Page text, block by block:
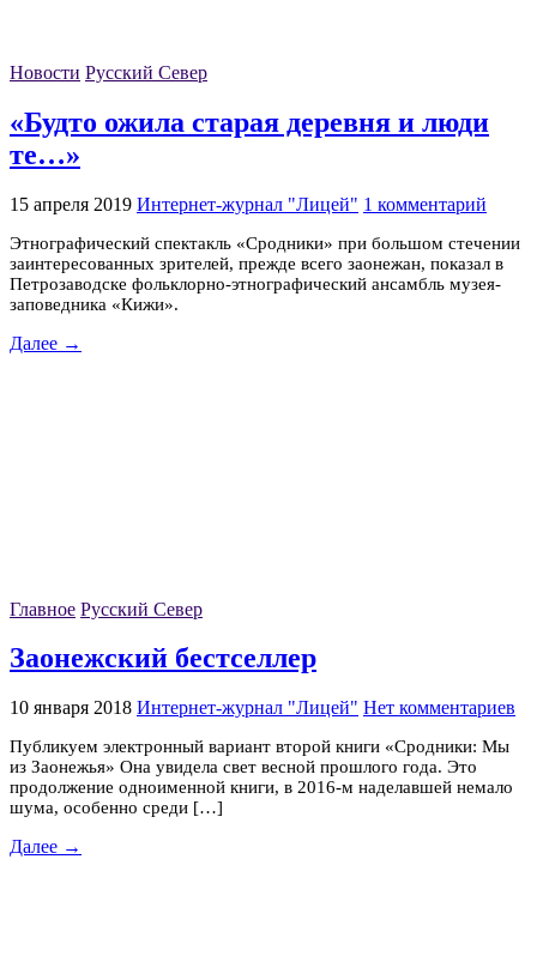
Новости Русский Север
«Будто ожила старая деревня и люди
те…»
15 апреля 2019 Интернет-журнал "Лицей" 1 комментарий
Этнографический спектакль «Сродники» при большом стечении
заинтересованных зрителей, прежде всего заонежан, показал в
Петрозаводске фольклорно-этнографический ансамбль музея-
заповедника «Кижи».
Далее →
Главное Русский Север
Заонежский бестселлер
10 января 2018 Интернет-журнал "Лицей" Нет комментариев
Публикуем электронный вариант второй книги «Сродники: Мы
из Заонежья» Она увидела свет весной прошлого года. Это
продолжение одноименной книги, в 2016-м наделавшей немало
шума, особенно среди […]
Далее →